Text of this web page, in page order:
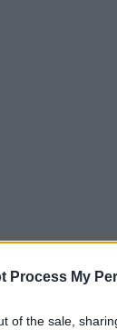
Process My
of the sale,